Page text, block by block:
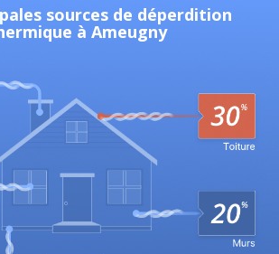
sources de déperdition
à Ameugny